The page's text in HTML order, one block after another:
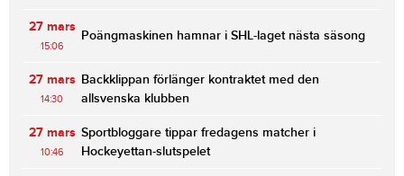
27 mars
15:06
Poängmaskinen hamnar i SHL-laget nästa säsong
27 mars
14:30
Backklippan förlänger kontraktet med den
allsvenska klubben
27 mars
10:46
Sportbloggare tippar fredagens matcher i
Hockeyettan-slutspelet